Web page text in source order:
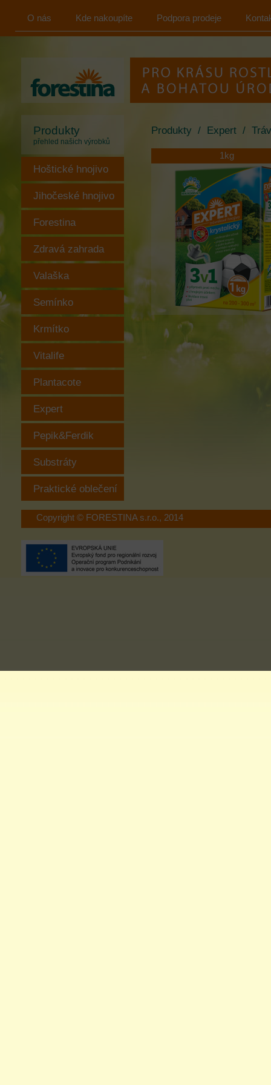
O nás Kde nakoupíte Podpora prodeje
s.r.o.
Produkty
přehled našich výrobků
Hoštické hnojivo
Jihočeské hnojivo
Forestina
Zdravá zahrada
Valaška
Semínko
Krmítko
Vitalife
Plantacote
Expert
Pepik&Ferdik
Substráty
Praktické oblečení
Produkty / Expert /
1kg
Copyright © FORESTINA s.r.o., 2014